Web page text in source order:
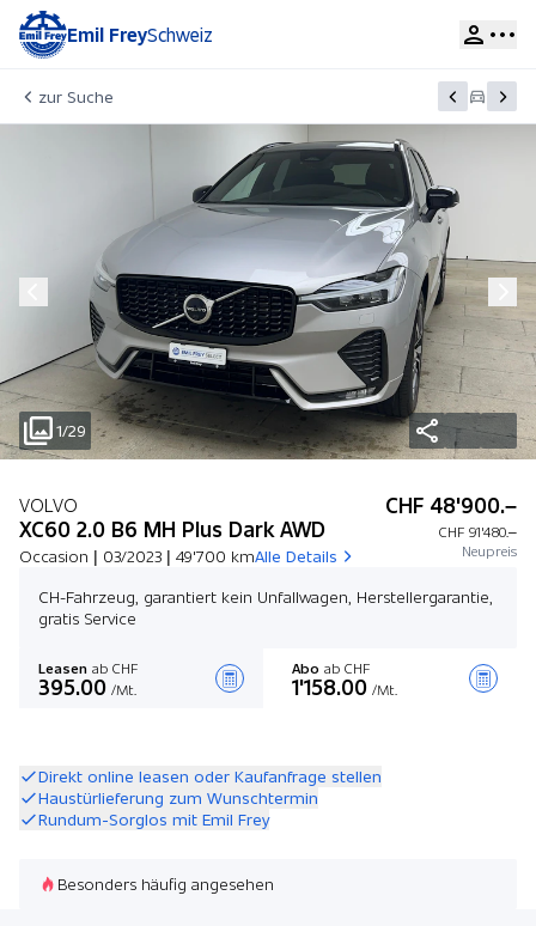
Emil FreySchweiz
zur Suche
1/29
VOLVO
XC60 2.0 B6 MH Plus Dark AWD
Occasion | 03/2023 | 49'700 kmAlle Details
CHF 48'900.–
CHF 91'480.–
Neupreis
CH-Fahrzeug, garantiert kein Unfallwagen, Herstellergarantie,
gratis Service
Leasen ab CHF
395.00 /Mt.
Abo ab CHF
1'158.00 /Mt.
Direkt online leasen oder Kaufanfrage stellen
Haustürlieferung zum Wunschtermin
Rundum-Sorglos mit Emil Frey
Besonders häufig angesehen